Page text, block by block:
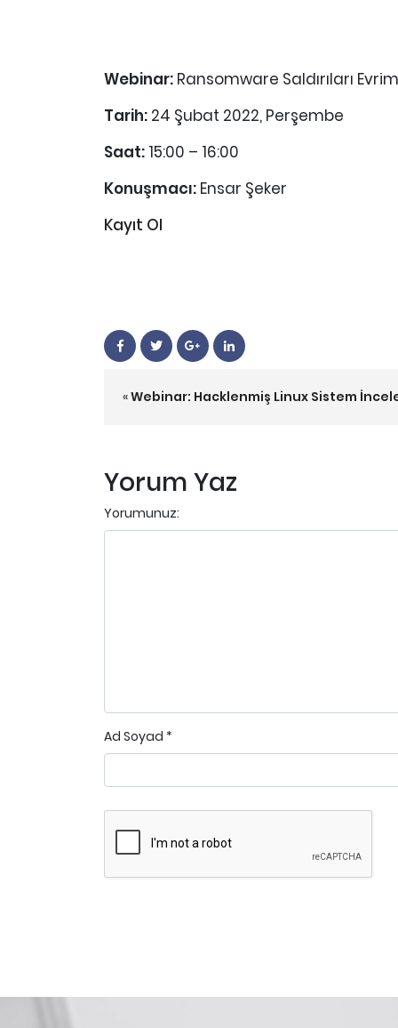
Webinar: Ransomware Saldırıları
Tarih: 24 Şubat 2022, Perşembe
Saat: 15:00 – 16:00
Konuşmacı: Ensar Şeker
Kayıt Ol
«Webinar: Hacklenmiş Linux Sistem
Yorum Yaz
Yorumunuz:
Ad Soyad *